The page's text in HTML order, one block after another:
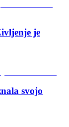
je
svojo